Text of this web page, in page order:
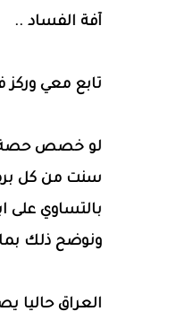
آفة الفساد ..
تابع معي وركز
سنت من كل
بالتساوي على
ونوضح ذلك
العراق حاليا يصدر 4.000.000